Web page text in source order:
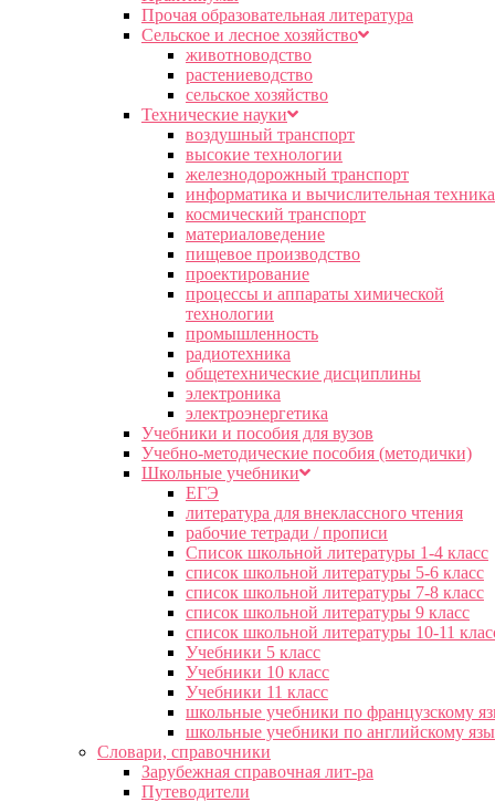
Прочая образовательная литература
Сельское и лесное хозяйство
животноводство
растениеводство
сельское хозяйство
Технические науки
воздушный транспорт
высокие технологии
железнодорожный транспорт
информатика и вычислительная техника
космический транспорт
материаловедение
пищевое производство
проектирование
процессы и аппараты химической
технологии
промышленность
радиотехника
общетехнические дисциплины
электроника
электроэнергетика
Учебники и пособия для вузов
Учебно-методические пособия (методички)
Школьные учебники
ЕГЭ
литература для внеклассного чтения
рабочие тетради / прописи
Список школьной литературы 1-4 класс
список школьной литературы 5-6 класс
список школьной литературы 7-8 класс
список школьной литературы 9 класс
список школьной литературы 10-11
Учебники 5 класс
Учебники 10 класс
Учебники 11 класс
школьные учебники по французскому
школьные учебники по английскому
Словари, справочники
Зарубежная справочная лит-ра
Путеводители